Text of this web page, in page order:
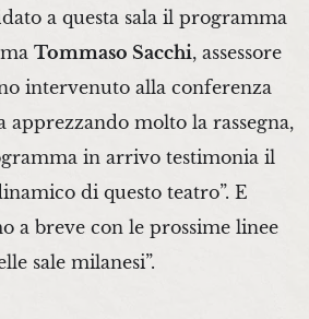
a questa sala il programma
Tommaso Sacchi, assessore
intervenuto alla conferenza
apprezzando molto la rassegna,
in arrivo testimonia il
di questo teatro”. E
a breve con le prossime linee
sale milanesi”.